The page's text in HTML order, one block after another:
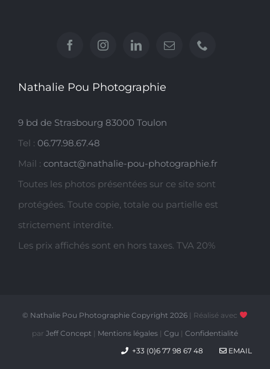
Nathalie Pou Photographie
9 bd de Strasbourg 83000 Toulon
Tel : 06.77.98.67.48
Mail : contact@nathalie-pou-photographie.fr
Toutes les photos présentées sur ce site sont
protégées. Toute copie, totale ou partielle est
strictement interdite.
Les prix affichés sont en hors taxes. TVA 20%
© Nathalie Pou Photographie Copyright2026 | Réalisé avec
par Jeff Concept | Mentions légales | Cgu | Confidentialité
+33 (0)6 77 98 67 48
EMAIL